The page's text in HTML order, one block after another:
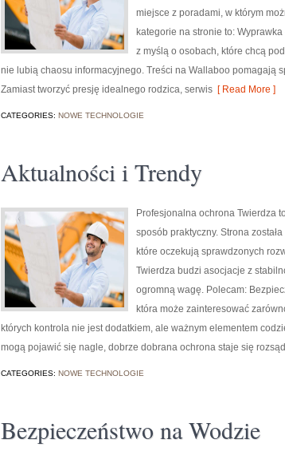
miejsce z poradami, w którym
kategorie na stronie to:
z myślą o osobach, które chcą
nie lubią chaosu informacyjnego. Treści na Wallaboo pomagają
Zamiast tworzyć presję idealnego rodzica, serwis [ Read More ]
CATEGORIES: NOWE TECHNOLOGIE
Aktualności i Trendy
Profesjonalna ochrona Twierdza
sposób praktyczny. Strona
które oczekują sprawdzonych
Twierdza budzi asocjacje z
ogromną wagę. Polecam:
która może zainteresować
których kontrola nie jest dodatkiem, ale ważnym elementem
mogą pojawić się nagle, dobrze dobrana ochrona staje się
CATEGORIES: NOWE TECHNOLOGIE
Bezpieczeństwo na Wodzie